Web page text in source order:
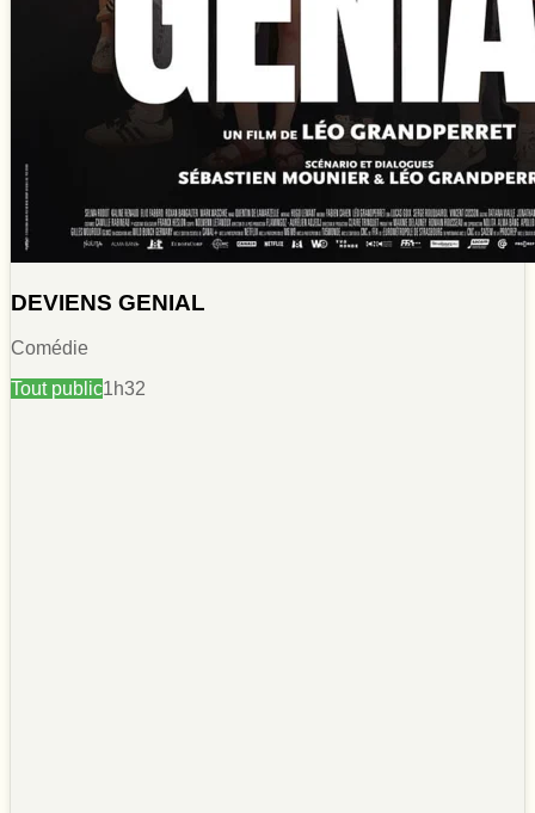
DEVIENS GENIAL
Comédie
Tout public1h32